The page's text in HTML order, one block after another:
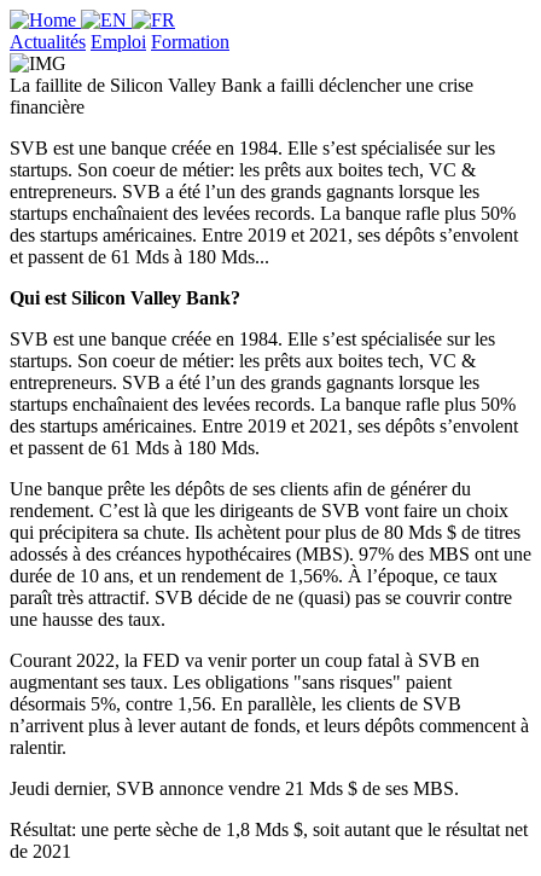
Actualités Emploi Formation
La faillite de Silicon Valley Bank a failli déclencher une crise
financière
SVB est une banque créée en 1984. Elle s’est spécialisée sur les
startups. Son coeur de métier: les prêts aux boites tech, VC &
entrepreneurs. SVB a été l’un des grands gagnants lorsque les
startups enchaînaient des levées records. La banque rafle plus 50%
des startups américaines. Entre 2019 et 2021, ses dépôts s’envolent
et passent de 61 Mds à 180 Mds...
Qui est Silicon Valley Bank?
SVB est une banque créée en 1984. Elle s’est spécialisée sur les
startups. Son coeur de métier: les prêts aux boites tech, VC &
entrepreneurs. SVB a été l’un des grands gagnants lorsque les
startups enchaînaient des levées records. La banque rafle plus 50%
des startups américaines. Entre 2019 et 2021, ses dépôts s’envolent
et passent de 61 Mds à 180 Mds.
Une banque prête les dépôts de ses clients afin de générer du
rendement. C’est là que les dirigeants de SVB vont faire un choix
qui précipitera sa chute. Ils achètent pour plus de 80 Mds $ de titres
adossés à des créances hypothécaires (MBS). 97% des MBS ont une
durée de 10 ans, et un rendement de 1,56%. À l’époque, ce taux
paraît très attractif. SVB décide de ne (quasi) pas se couvrir contre
une hausse des taux.
Courant 2022, la FED va venir porter un coup fatal à SVB en
augmentant ses taux. Les obligations "sans risques" paient
désormais 5%, contre 1,56. En parallèle, les clients de SVB
n’arrivent plus à lever autant de fonds, et leurs dépôts commencent à
ralentir.
Jeudi dernier, SVB annonce vendre 21 Mds $ de ses MBS.
Résultat: une perte sèche de 1,8 Mds $, soit autant que le résultat net
de 2021